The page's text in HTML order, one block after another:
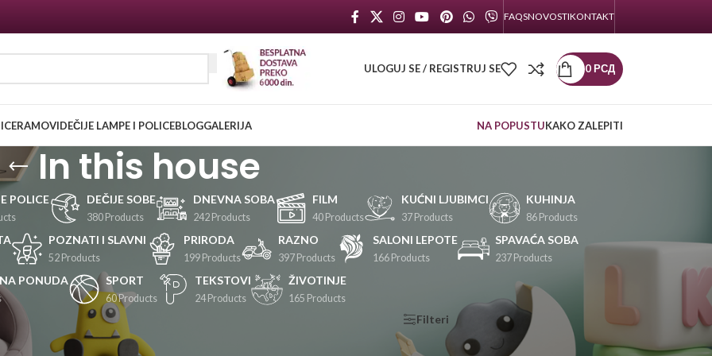
FAQSNOVOSTIKONTAKT
ULOGUJ SE / REGISTRUJ SE 0РСД
RAMOVIDEČIJE LAMPE I POLICEBLOGGALERIJA NA POPUSTUKAKO ZALEPITI
In this house
POLICE DEČIJE SOBE
380 Products
DNEVNA SOBA
242 Products
FILM
40 Products
KUĆNI LJUBIMCI
37 Products
KUHINJA
86 Products
POZNATI I SLAVNI
52 Products
PRIRODA
199 Products
RAZNO
397 Products
SALONI LEPOTE
166 Products
SPAVAĆA SOBA
237 Products
PONUDA SPORT
60 Products
TEKSTOVI
24 Products
ŽIVOTINJE
165 Products
Filteri
KATEGORIJE
PROIZVODA